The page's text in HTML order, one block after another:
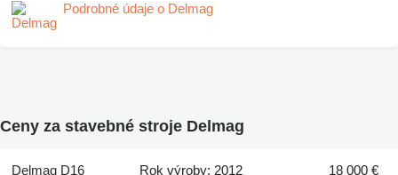
Podrobné údaje o Delmag
Ceny za stavebné stroje Delmag
Delmag D16 Rok výroby: 2012 18 000 €